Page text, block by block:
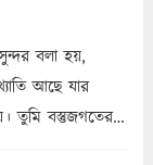
বলা হয়,
আছে যার
তুমি বস্তুজগতের